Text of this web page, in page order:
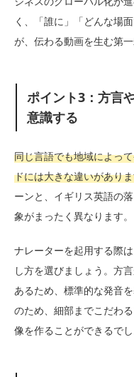
く、「誰に」「どんな場
が、伝わる動画を生む第一
ポイント3：方言
意識する
同じ言語でも地域によっ
ドには大きな違いがあり
ーンと、イギリス英語の
象がまったく異なります。
ナレーターを起用する際
し方を選びましょう。方
あるため、標準的な発音
のため、細部までこだわ
像を作ることができるでし